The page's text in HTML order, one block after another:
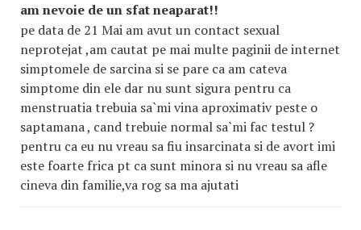
am nevoie de un sfat neaparat!!
pe data de 21 Mai am avut un contact sexual
neprotejat ,am cautat pe mai multe paginii de internet
simptomele de sarcina si se pare ca am cateva
simptome din ele dar nu sunt sigura pentru ca
menstruatia trebuia sa`mi vina aproximativ peste o
saptamana , cand trebuie normal sa`mi fac testul ?
pentru ca eu nu vreau sa fiu insarcinata si de avort imi
este foarte frica pt ca sunt minora si nu vreau sa afle
cineva din familie,va rog sa ma ajutati